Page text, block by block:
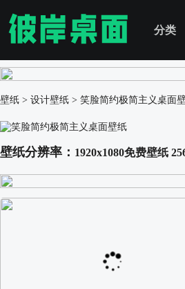
分类
壁纸 > 设计壁纸 > 笑脸简约极简主义桌面
壁纸分辨率： 1920x1080免费壁纸